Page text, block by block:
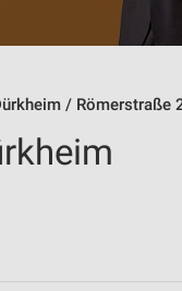
/ Römerstraße